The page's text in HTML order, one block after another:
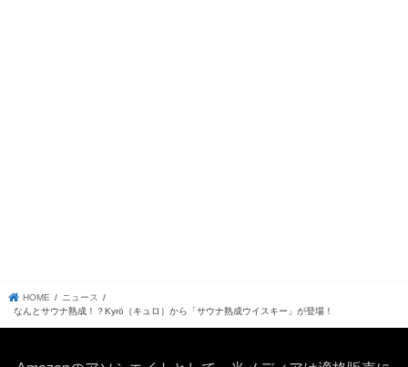
HOME
ニュース
なんとサウナ熟成！？Kyrö（キュロ）から「サウナ熟成ウイスキー」が登場！